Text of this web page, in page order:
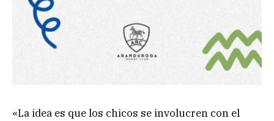
«La idea es que los chicos se involucren con el